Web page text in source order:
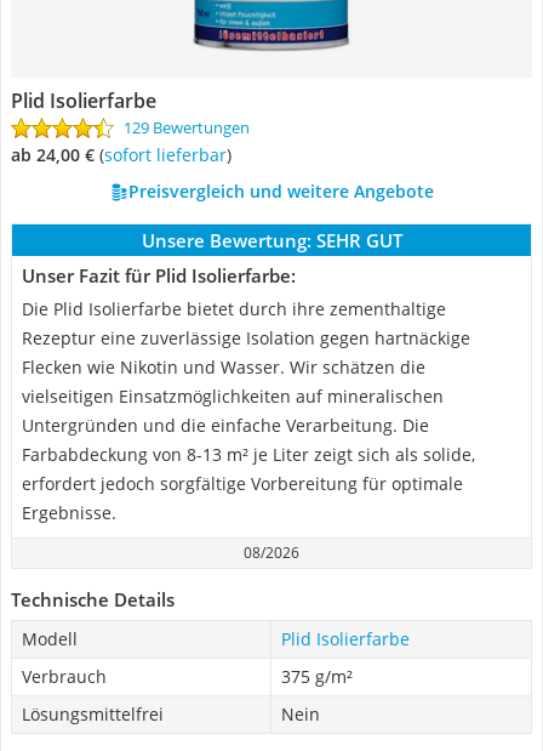
Plid Isolierfarbe
129 Bewertungen
ab 24,00 € ( Sofort lieferbar)
Preisvergleich und weitere Angebote
Unsere Bewertung: SEHR GUT
Unser Fazit für Plid Isolierfarbe:
Die Plid Isolierfarbe bietet durch ihre zementhaltige
Rezeptur eine zuverlässige Isolation gegen hartnäckige
Flecken wie Nikotin und Wasser. Wir schätzen die
vielseitigen Einsatzmöglichkeiten auf mineralischen
Untergründen und die einfache Verarbeitung. Die
Farbabdeckung von 8-13 m² je Liter zeigt sich als solide,
erfordert jedoch sorgfältige Vorbereitung für optimale
Ergebnisse.
08/2026
Technische Details
Modell
Plid Isolierfarbe
Verbrauch
375 g/m²
Lösungsmittelfrei
Nein